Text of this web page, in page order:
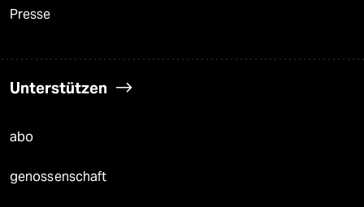
Presse
Unterstützen
abo
genossenschaft